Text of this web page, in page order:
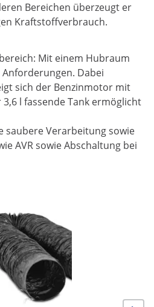
Bereichen überzeugt er
Kraftstoffverbrauch.
Mit einem Hubraum
Dabei
sich der Benzinmotor mit
l fassende Tank ermöglicht
saubere Verarbeitung sowie
AVR sowie Abschaltung bei